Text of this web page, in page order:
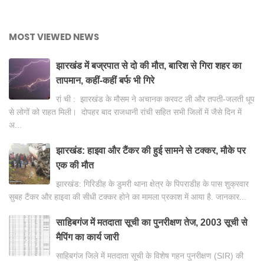
MOST VIEWED NEWS
झारखंड में बज्रपात से दो की मौत, बारिश से गिरा शहर का
तापमान, कहीं-कहीं बर्फ भी गिरे
रां ची : झारखंड के मौसम ने अचानक करवट ली और तपती-जलती धूप
से लोगों को राहत मिली। दोपहर बाद राजधानी रांची सहित सभी जिलों में जैसे दिन में
अ...
झारखंड: हाइवा और टैंकर की हुई सामने से टक्कर, मौके पर
एक की मौत
झारखंड: गिरिडीह के डुमरी थाना क्षेत्र के पिपराडीह के पास शुक्रवार
सुबह टैंकर और हाइवा की सीधी टक्कर होने का मामला प्रकाश में आया है. जानकार...
साहिबगंज में मतदाता सूची का पुनरीक्षण तेज, 2003 सूची से
मैपिंग का कार्य जारी
साहिबगंज जिले में मतदाता सूची के विशेष गहन पुनरीक्षण (SIR) की